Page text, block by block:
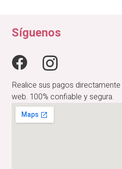
₡29,900.00.
Síguenos
Realice sus pagos
web. 100% confiable y segura.